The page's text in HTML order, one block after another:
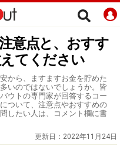
意点と、おすす
てください
から、ますますお金を貯めた
いのではないでしょうか。皆
ウトの専門家が回答するコー
ついて、注意点やおすすめの
したい人は、コメント欄に書
更新日： 2022年11月24日